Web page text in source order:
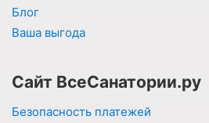
Блог
Ваша выгода
Сайт ВсеСанатории.ру
Безопасность платежей